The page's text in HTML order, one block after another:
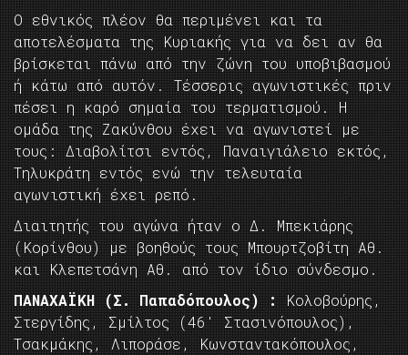
Ο εθνικός πλέον θα περιμένει και τα
αποτελέσματα της Κυριακής για να δει αν θα
βρίσκεται πάνω από την ζώνη του υποβιβασμού
ή κάτω από αυτόν. Τέσσερις αγωνιστικές πριν
πέσει η καρό σημαία του τερματισμού. Η
ομάδα της Ζακύνθου έχει να αγωνιστεί με
τους: Διαβολίτσι εντός, Παναιγιάλειο εκτός,
Τηλυκράτη εντός ενώ την τελευταία
αγωνιστική έχει ρεπό.
Διαιτητής του αγώνα ήταν ο Δ. Μπεκιάρης
(Κορίνθου) με βοηθούς τους Μπουρτζοβίτη Αθ.
και Κλεπετσάνη Αθ. από τον ίδιο σύνδεσμο.
ΠΑΝΑΧΑΪΚΗ (Σ. Παπαδόπουλος) :
Κολοβούρης,
Στεργίδης, Σμίλτος (46′ Στασινόπουλος),
Τσακμάκης, Λιποράσε, Κωνσταντακόπουλος,